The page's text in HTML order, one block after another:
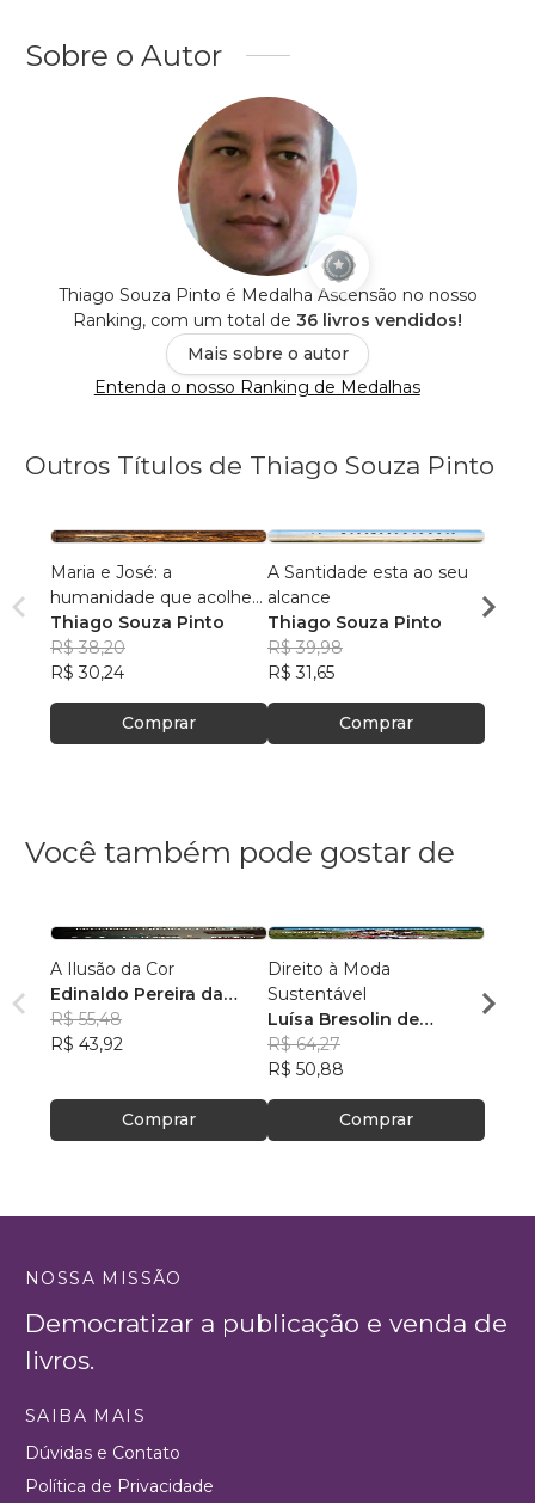
Sobre o Autor
Thiago Souza Pinto é Medalha Ascensão no nosso
Ranking, com um total de 36 livros vendidos!
Mais sobre o autor
Entenda o nosso Ranking de Medalhas
Outros Títulos de Thiago Souza Pinto
Maria e José: a
humanidade que acolheu
o Cristo
Thiago Souza Pinto
R$ 38,20
R$ 30,24
Comprar
A Santidade esta ao seu
alcance
Thiago Souza Pinto
R$ 39,98
R$ 31,65
Comprar
R$
Você também pode gostar de
A Ilusão da Cor
Edinaldo Pereira da
Silva
R$ 55,48
R$ 43,92
Comprar
Direito à Moda
Sustentável
Luísa Bresolin de
Oliveira
R$ 64,27
R$ 50,88
Comprar
R$
NOSSA MISSÃO
Democratizar a publicação e venda de
livros.
SAIBA MAIS
Dúvidas e Contato
Política de Privacidade